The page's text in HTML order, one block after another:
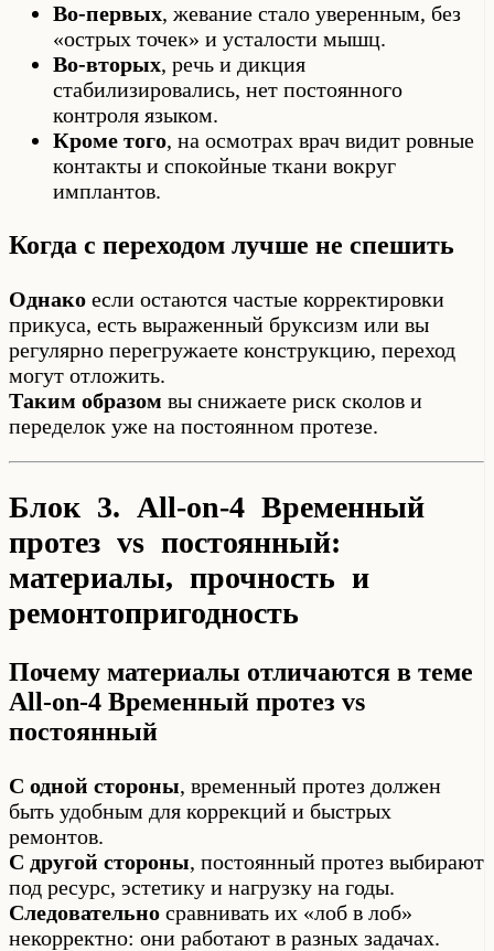
Во-первых, жевание стало уверенным, без
«острых точек» и усталости мышц.
Во-вторых, речь и дикция
стабилизировались, нет постоянного
контроля языком.
Кроме того, на осмотрах врач видит ровные
контакты и спокойные ткани вокруг
имплантов.
Когда с переходом лучше не спешить
Однако если остаются частые корректировки
прикуса, есть выраженный бруксизм или вы
регулярно перегружаете конструкцию, переход
могут отложить.
Таким образом вы снижаете риск сколов и
переделок уже на постоянном протезе.
Блок 3. All-on-4 Временный
протез vs постоянный:
материалы, прочность и
ремонтопригодность
Почему материалы отличаются в теме
All-on-4 Временный протез vs
постоянный
С одной стороны, временный протез должен
быть удобным для коррекций и быстрых
ремонтов.
С другой стороны, постоянный протез выбирают
под ресурс, эстетику и нагрузку на годы.
Следовательно сравнивать их «лоб в лоб»
некорректно: они работают в разных задачах.